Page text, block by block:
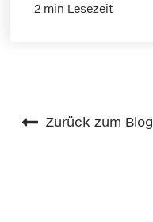
2 min Lesezeit
Zurück zum Blog